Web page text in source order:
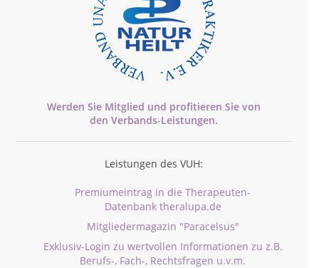
Werden Sie Mitglied und profitieren Sie von
den Verbands-Leistungen.
Leistungen des VUH:
Premiumeintrag in die Therapeuten-
Datenbank theralupa.de
Mitgliedermagazin "Paracelsus"
Exklusiv-Login zu wertvollen Informationen zu z.B.
Berufs-, Fach-, Rechtsfragen u.v.m.